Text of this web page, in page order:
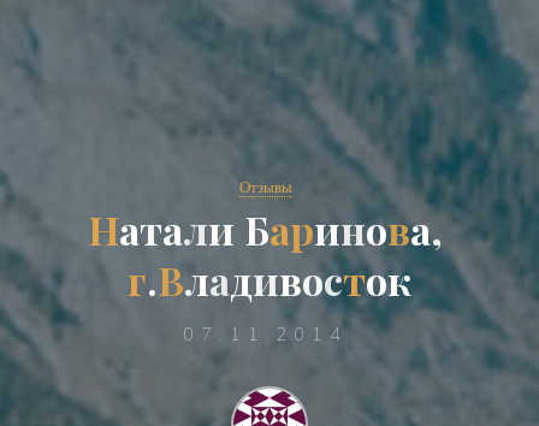
Отзывы
Натали Баринова,
г.Владивосток
07.11.2014